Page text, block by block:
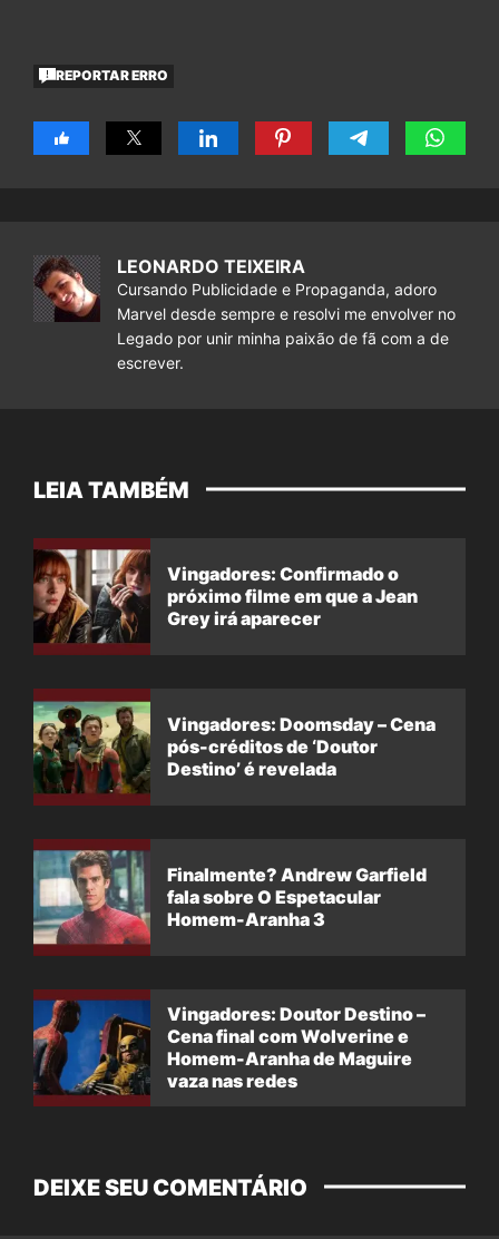
REPORTAR ERRO
LEONARDO TEIXEIRA
Cursando Publicidade e Propaganda, adoro
Marvel desde sempre e resolvi me envolver no
Legado por unir minha paixão de fã com a de
escrever.
LEIA TAMBÉM
Vingadores: Confirmado o
próximo filme em que a Jean
Grey irá aparecer
Vingadores: Doomsday – Cena
pós-créditos de ‘Doutor
Destino’ é revelada
Finalmente? Andrew Garfield
fala sobre O Espetacular
Homem-Aranha 3
Vingadores: Doutor Destino –
Cena final com Wolverine e
Homem-Aranha de Maguire
vaza nas redes
DEIXE SEU COMENTÁRIO